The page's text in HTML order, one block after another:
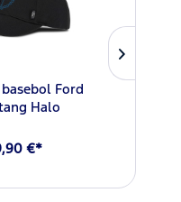
Ford
Halo
€*